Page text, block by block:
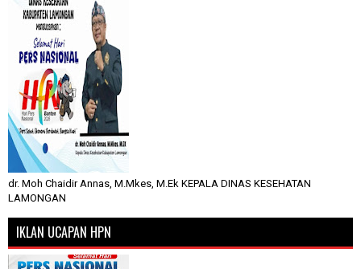
dr. Moh Chaidir Annas, M.Mkes, M.Ek KEPALA DINAS KESEHATAN
LAMONGAN
IKLAN UCAPAN HPN